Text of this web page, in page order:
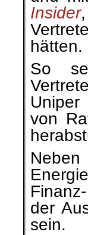
Insider
hätten.
So
von
der
sein.